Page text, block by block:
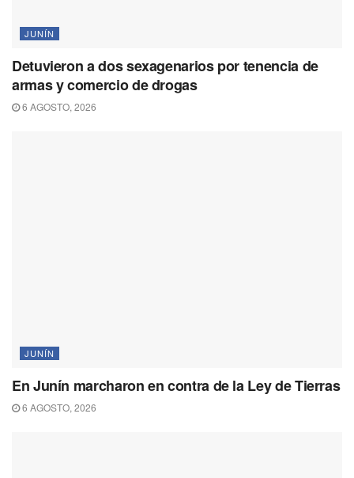
JUNÍN
Detuvieron a dos sexagenarios por tenencia de
armas y comercio de drogas
6 AGOSTO, 2026
JUNÍN
En Junín marcharon en contra de la Ley de Tierras
6 AGOSTO, 2026